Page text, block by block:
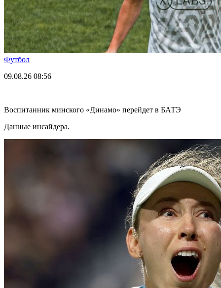
Футбол
09.08.26 08:56
Воспитанник минского «Динамо» перейдет в БАТЭ
Данные инсайдера.